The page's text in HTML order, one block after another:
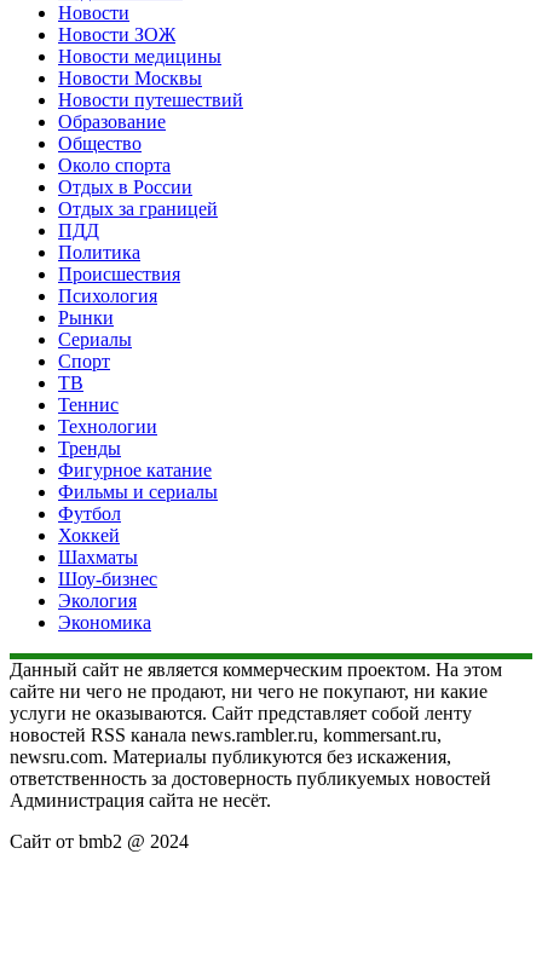
Новости
Новости ЗОЖ
Новости медицины
Новости Москвы
Новости путешествий
Образование
Общество
Около спорта
Отдых в России
Отдых за границей
ПДД
Политика
Происшествия
Психология
Рынки
Сериалы
Спорт
ТВ
Теннис
Технологии
Тренды
Фигурное катание
Фильмы и сериалы
Футбол
Хоккей
Шахматы
Шоу-бизнес
Экология
Экономика
Данный сайт не является коммерческим проектом. На этом
сайте ни чего не продают, ни чего не покупают, ни какие
услуги не оказываются. Сайт представляет собой ленту
новостей RSS канала news.rambler.ru, kommersant.ru,
newsru.com. Материалы публикуются без искажения,
ответственность за достоверность публикуемых новостей
Администрация сайта не несёт.
Сайт от bmb2 @ 2024